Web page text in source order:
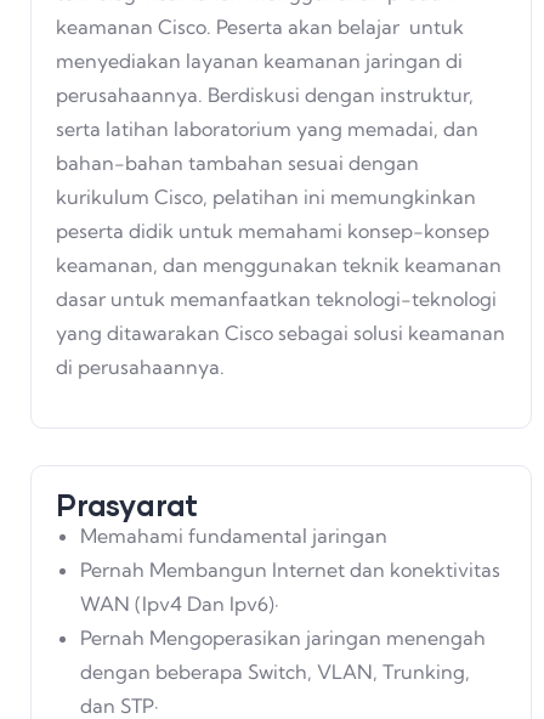
keamanan Cisco. Peserta akan belajar untuk
menyediakan layanan keamanan jaringan di
perusahaannya. Berdiskusi dengan instruktur,
serta latihan laboratorium yang memadai, dan
bahan-bahan tambahan sesuai dengan
kurikulum Cisco, pelatihan ini memungkinkan
peserta didik untuk memahami konsep-konsep
keamanan, dan menggunakan teknik keamanan
dasar untuk memanfaatkan teknologi-teknologi
yang ditawarakan Cisco sebagai solusi keamanan
di perusahaannya.
Prasyarat
Memahami fundamental jaringan
Pernah Membangun Internet dan konektivitas
WAN (Ipv4 Dan Ipv6)·
Pernah Mengoperasikan jaringan menengah
dengan beberapa Switch, VLAN, Trunking,
dan STP·